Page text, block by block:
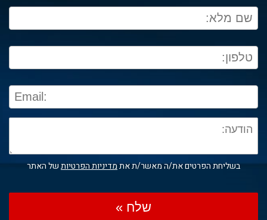
בשליחת הפרטים את/ה מאשר/ת אתמדיניות הפרטיותשל האתר
שלח »